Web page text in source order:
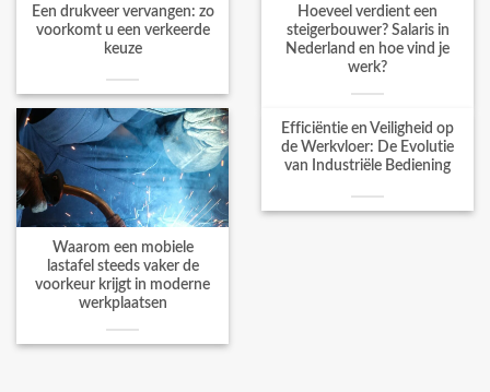
Een drukveer vervangen: zo
voorkomt u een verkeerde
keuze
Hoeveel verdient een
steigerbouwer? Salaris in
Nederland en hoe vind je
werk?
Waarom een mobiele
lastafel steeds vaker de
voorkeur krijgt in moderne
werkplaatsen
Efficiëntie en Veiligheid op
de Werkvloer: De Evolutie
van Industriële Bediening